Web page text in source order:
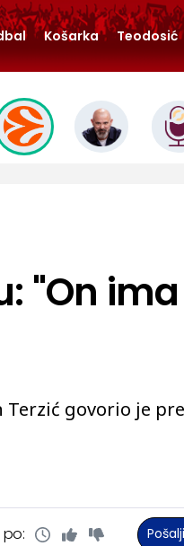
Košarka Teodosić
"On
Terzić govorio je
po: